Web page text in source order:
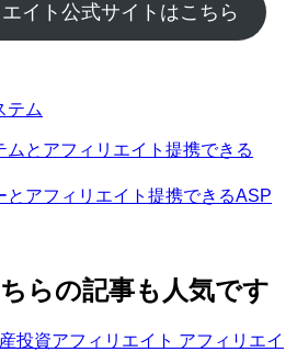
イト公式サイトはこちら
とアフィリエイト提携できる
とアフィリエイト提携できるASP
アフィリエイ